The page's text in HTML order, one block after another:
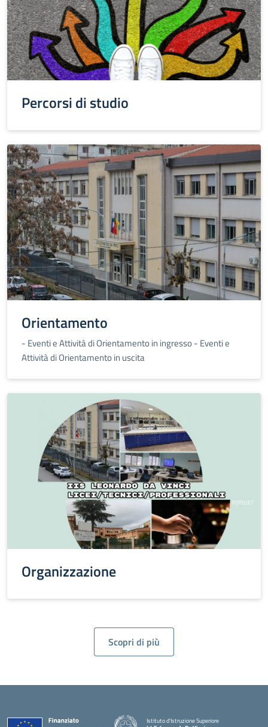
Percorsi di studio
Orientamento
- Eventi e Attività di Orientamento in ingresso- Eventi e
Attività di Orientamento in uscita
Organizzazione
Scopri di più
Istituto d'Istruzione Superiore